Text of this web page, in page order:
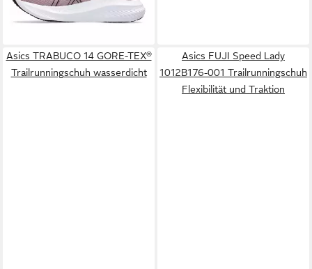
lieferbar - in 1-2 Werktagen bei dir
+3
Asics TRABUCO 14 GORE-TEX®
Trailrunningschuh wasserdicht
Asics FUJI Speed Lady
1012B176-001 Trailrunningschuh
Flexibilität und Traktion